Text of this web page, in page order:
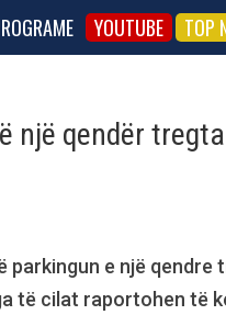
YOUTUBE TOP
një qendër
parkingun e një
të cilat raportohen të